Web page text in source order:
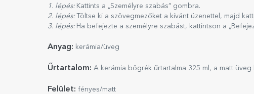
1. lépés: Kattints a „Személyre szabás” gombra.
2. lépés:
Töltse ki a szövegmezőket a kívánt üzenettel, majd
3. lépés: Ha befejezte a személyre szabást, kattintson a
Anyag: kerámia/üveg
Űrtartalom: A kerámia bögrék űrtartalma 325 ml, a matt
Felület: fényes/matt